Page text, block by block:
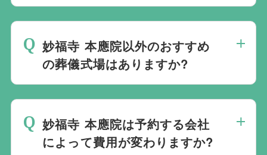
ください。式場のご予約はもちろん、ご搬
送・ご安置・ご葬儀・葬儀後の各種手続き
まで、すべて一貫してお手伝いいたしま
す。
います。また、1都3県1220式場と提携し
ておりますので、葬儀を検討している地域
周辺の式場を無料でご案内することも可能
です。自社会館を持たないことで無理に自
社会館を勧めることなく柔軟にご提案がで
きます。
妙福寺 本應院以外のおすすめ
の葬儀式場はありますか?
すすめの式場をご紹介させていただきま
す。また、式場でご葬儀気を行うのが一般
妙福寺 本應院は予約する会社
によって費用が変わりますか?